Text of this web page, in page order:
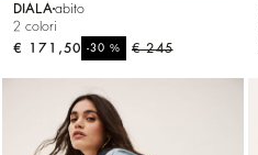
DIALA abito
2 colori
€ 245
-30%
€ 171,50